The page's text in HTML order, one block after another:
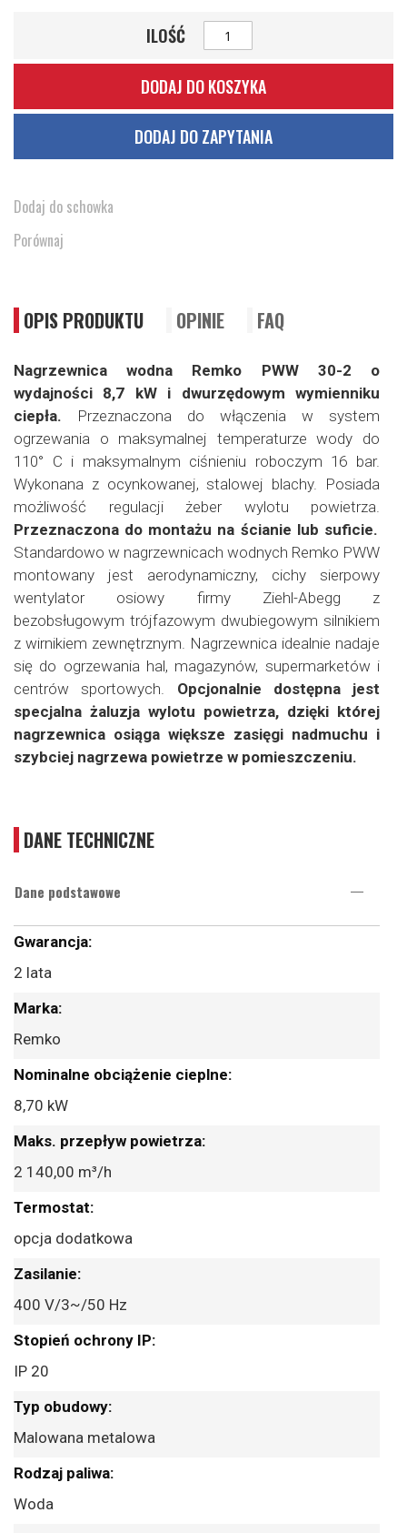
ILOŚĆ
DODAJ DO KOSZYKA
DODAJ DO ZAPYTANIA
Dodaj do schowka
Porównaj
OPIS PRODUKTU OPINIE FAQ
Nagrzewnica wodna Remko PWW 30-2 o
wydajności 8,7 kW i dwurzędowym wymienniku
ciepła. Przeznaczona do włączenia w system
ogrzewania o maksymalnej temperaturze wody do
110° C i maksymalnym ciśnieniu roboczym 16 bar.
Wykonana z ocynkowanej, stalowej blachy. Posiada
możliwość regulacji żeber wylotu powietrza.
Przeznaczona do montażu na ścianie lub suficie.
Standardowo w nagrzewnicach wodnych Remko PWW
montowany jest aerodynamiczny, cichy sierpowy
wentylator osiowy firmy Ziehl-Abegg z
bezobsługowym trójfazowym dwubiegowym silnikiem
z wirnikiem zewnętrznym. Nagrzewnica idealnie nadaje
się do ogrzewania hal, magazynów, supermarketów i
centrów sportowych. Opcjonalnie dostępna jest
specjalna żaluzja wylotu powietrza, dzięki której
nagrzewnica osiąga większe zasięgi nadmuchu i
szybciej nagrzewa powietrze w pomieszczeniu.
DANE TECHNICZNE
Dane podstawowe
Więcej
2 lata
Remko
8,70 kW
2 140,00 m³/h
opcja dodatkowa
400 V/3~/50 Hz
IP 20
Malowana metalowa
Woda